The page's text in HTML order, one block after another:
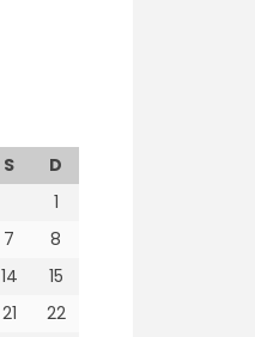
S
D
1
7
8
14
15
21
22